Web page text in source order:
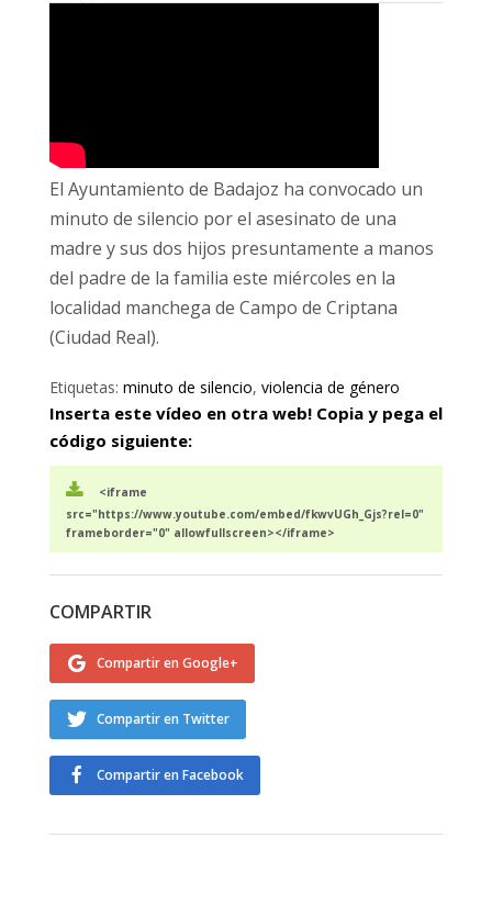
El Ayuntamiento de Badajoz ha convocado un
minuto de silencio por el asesinato de una
madre y sus dos hijos presuntamente a manos
del padre de la familia este miércoles en la
localidad manchega de Campo de Criptana
(Ciudad Real).
Etiquetas: minuto de silencio, violencia de género
Inserta este vídeo en otra web! Copia y pega el
código siguiente:
<iframe
src="https://www.youtube.com/embed/fkwvUGh_Gjs?rel=0"
frameborder="0" allowfullscreen></iframe>
COMPARTIR
Compartir en Google+
Compartir en Twitter
Compartir en Facebook